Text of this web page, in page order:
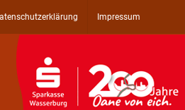
Impressum